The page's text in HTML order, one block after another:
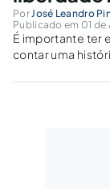
Por José Leandro
Publicado em 01 de
É importante ter
contar uma